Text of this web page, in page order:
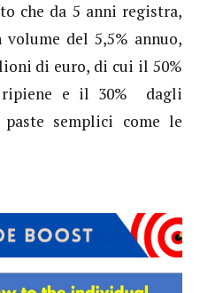
che da 5 anni registra,
del 5,5% annuo,
di euro, di cui il 50%
ripiene e il 30% dagli
semplici come le